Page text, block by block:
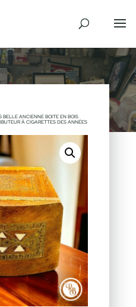
BELLE ANCIENNE BOITE EN BOIS
À CIGARETTES DES ANNÉES